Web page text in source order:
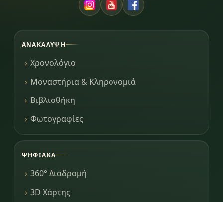
ΑΝΑΚΆΛΥΨΗ
Χρονολόγιο
Μοναστήρια & Κληρονομιά
Βιβλιοθήκη
Φωτογραφίες
ΨΗΦΙΑΚΆ
360° Διαδρομή
3D Χάρτης